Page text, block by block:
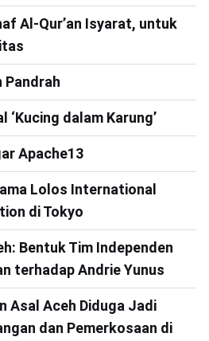
Al-Qur’an Isyarat, untuk
Pandrah
‘Kucing dalam Karung’
Apache13
Lolos International
di Tokyo
Bentuk Tim Independen
terhadap Andrie Yunus
Asal Aceh Diduga Jadi
dan Pemerkosaan di